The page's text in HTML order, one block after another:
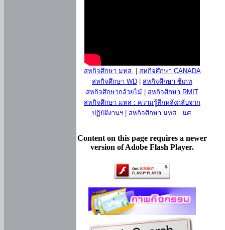
สหกิจศึกษา มทส.
สหกิจศึกษา CANADA
สหกิจศึกษา WD
สหกิจศึกษา ซีเกท
สหกิจศึกษากล้วยไม้
สหกิจศึกษา RMIT
สหกิจศึกษา มทส : ความรู้สึกหลังกลับจาก
ปฏิบัติงานฯ| สหกิจศึกษา มทส : นศ.
Content on this page requires a newer
version of Adobe Flash Player.